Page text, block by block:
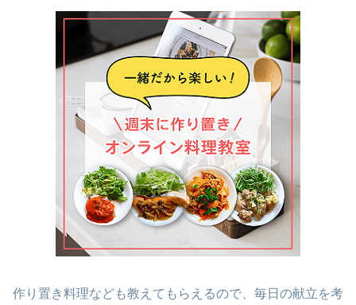
作り置き料理なども教えてもらえるので、毎日の献立を考